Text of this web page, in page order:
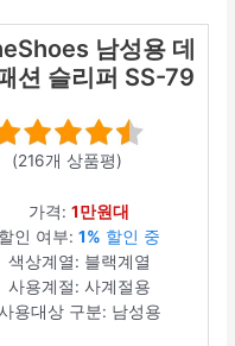
남성용 데
션 슬리퍼 SS-79
(216개 상품평)
가격:1만원대
할인 여부:1% 할인 중
색상계열: 블랙계열
사용계절: 사계절용
용대상 구분: 남성용